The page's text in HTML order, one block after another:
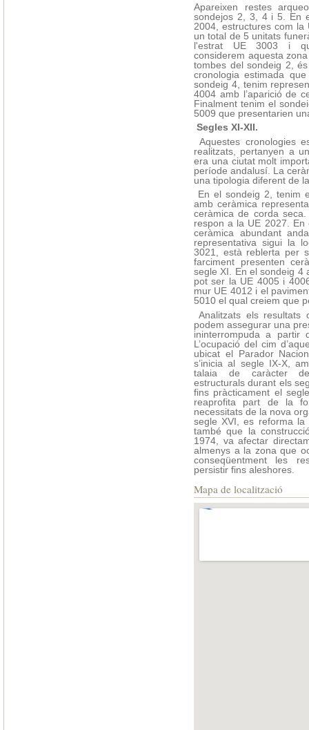
Apareixen restes
sondejos 2, 3, 4 i 5. En
2004, estructures com la
un total de 5 unitats
l'estrat UE 3003 i
considerem aquesta
tombes del sondeig 2,
cronologia estimada
sondeig 4, tenim
4004 amb l’aparició de
Finalment tenim el
5009 que presentarien
Segles XI-XII.
Aquestes cronologies
realitzats, pertanyen a
era una ciutat molt
període andalusí. La
una tipologia diferent de
En el sondeig 2, tenim
amb ceràmica
ceràmica de corda
respon a la UE 2027. En
ceràmica abundant
representativa sigui la
3021, està reblerta per
farciment presenten
segle XI. En el sondeig 4
pot ser la UE 4005 i
mur UE 4012 i el
5010 el qual creiem que
Analitzats els resultats
podem assegurar una
ininterrompuda a
L’ocupació del cim
ubicat el Parador
s’inicia al segle IX-X,
talaia de caràcter
estructurals durant els
fins pràcticament el
reaprofita part de la
necessitats de la nova
segle XVI, es reforma la
també que la
1974, va afectar
almenys a la zona que
conseqüentment les
persistir fins aleshores.
Mapa de localització